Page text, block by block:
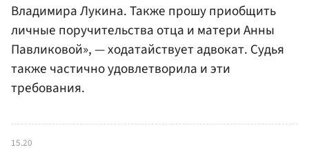
Владимира Лукина. Также прошу приобщить
личные поручительства отца и матери Анны
Павликовой», — ходатайствует адвокат. Судья
также частично удовлетворила и эти
требования.
15.20